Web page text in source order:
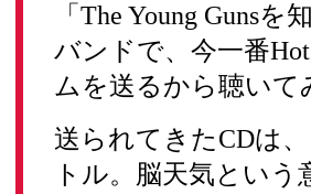
「The Young Guns
バンドで、今一番
ムを送るから聴いて
送られてきたCDは
トル。脳天気とい